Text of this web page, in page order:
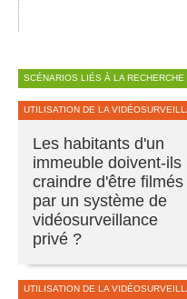
SCÉNARIOS LIÉS À LA RECHERCHE
UTILISATION DE LA
Les habitants d'un
immeuble doivent-ils
craindre d'être filmés
par un système de
vidéosurveillance
privé ?
UTILISATION DE LA